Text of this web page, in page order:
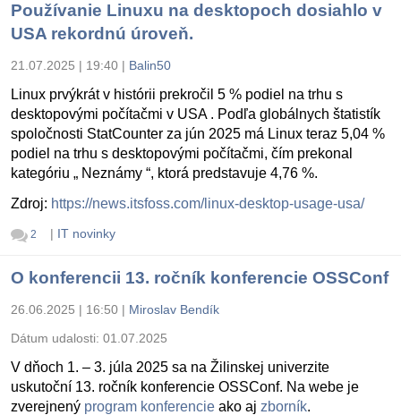
Používanie Linuxu na desktopoch dosiahlo v
USA rekordnú úroveň.
21.07.2025 | 19:40 | Balin50
Linux prvýkrát v histórii prekročil 5 % podiel na trhu s
desktopovými počítačmi v USA . Podľa globálnych štatistík
spoločnosti StatCounter za jún 2025 má Linux teraz 5,04 %
podiel na trhu s desktopovými počítačmi, čím prekonal
kategóriu „ Neznámy “, ktorá predstavuje 4,76 %.
Zdroj: https://news.itsfoss.com/linux-desktop-usage-usa/
2 | IT novinky
O konferencii 13. ročník konferencie OSSConf
26.06.2025 | 16:50 | Miroslav Bendík
Dátum udalosti: 01.07.2025
V dňoch 1. – 3. júla 2025 sa na Žilinskej univerzite
uskutoční 13. ročník konferencie OSSConf. Na webe je
zverejnený program konferencie ako aj zborník.